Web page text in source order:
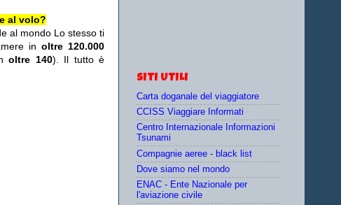
al volo?
al mondo Lo stesso ti
in oltre 120.000
oltre 140). Il tutto è
SITI UTILI
Carta doganale del viaggiatore
CCISS Viaggiare Informati
Centro Internazionale Informazioni
Tsunami
Compagnie aeree - black list
Dove siamo nel mondo
ENAC - Ente Nazionale per
l'aviazione civile